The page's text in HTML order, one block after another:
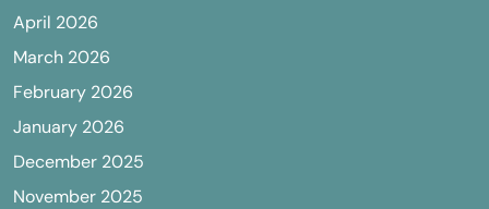
April 2026
March 2026
February 2026
January 2026
December 2025
November 2025